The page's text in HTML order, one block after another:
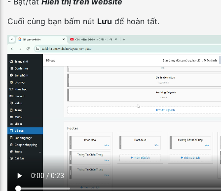
Cuối cùng bạn bấm nút Lưu để hoàn tất.